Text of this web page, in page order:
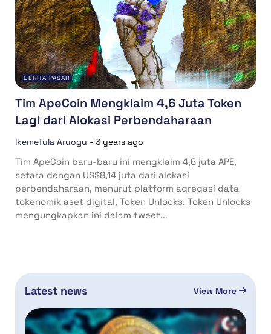
BERITA PASAR
Tim ApeCoin Mengklaim 4,6 Juta Token
Lagi dari Alokasi Perbendaharaan
Ikemefula Aruogu - 3 years ago
Tim ApeCoin baru-baru ini mengklaim 4,6 juta APE,
setara dengan US$8,14 juta dari alokasi
perbendaharaan, menurut platform agregasi data
tokenomik aset digital, Token Unlocks. Token Unlocks
mengungkapkan ini dalam tweet...
Latest news View More